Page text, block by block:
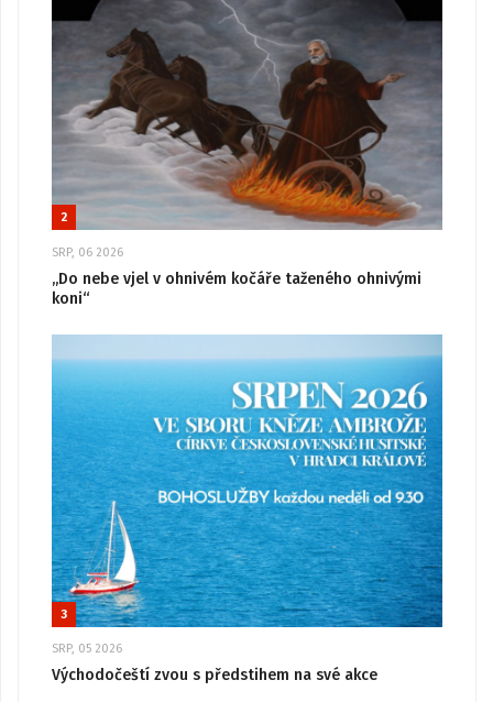
2
SRP, 06 2026
„Do nebe vjel v ohnivém kočáře taženého ohnivými
koni“
3
SRP, 05 2026
Východočeští zvou s předstihem na své akce